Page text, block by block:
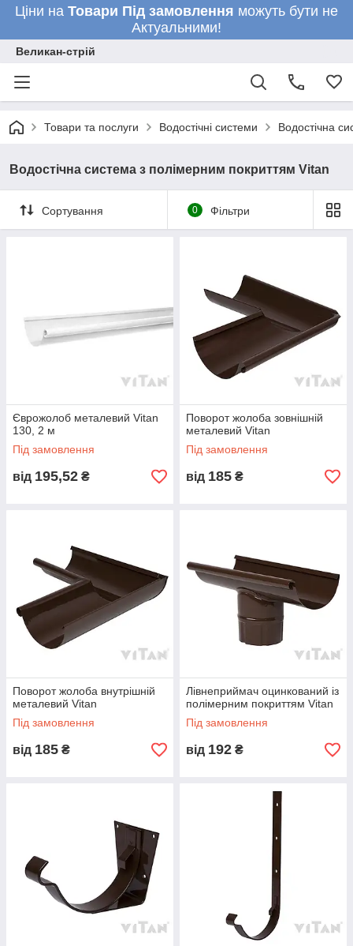
Ціни на Товари Під замовлення можуть бути не
Актуальними!
Великан-стрій
Товари та послуги Водостічні системи Водостічна
Водостічна система з полімерним покриттям Vitan
Сортування 0 Фільтри
Єврожолоб металевий Vitan
130, 2 м
Під замовлення
від 195,52 ₴
Поворот жолоба зовнішній
металевий Vitan
Під замовлення
від 185 ₴
Поворот жолоба внутрішній
металевий Vitan
Під замовлення
від 185 ₴
Лівнеприймач оцинкований із
полімерним покриттям Vitan
Під замовлення
від 192 ₴